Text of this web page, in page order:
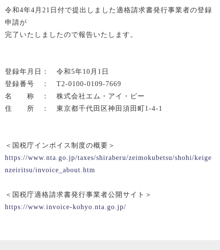
令和4年4月21日付で提出しました適格請求書発行事業者の登録
申請が
完了いたしましたので報告いたします。
登録年月日： 令和5年10月1日
登録番号 ： T2-0100-0109-7669
名 称 ： 株式会社エム・アイ・ピー
住 所 ： 東京都千代田区神田須田町1-4-1
＜国税庁インボイス制度の概要＞
https://www.nta.go.jp/taxes/shiraberu/zeimokubetsu/shohi/keige
nzeiritsu/invoice_about.htm
＜国税庁適格請求書発行事業者公開サイト＞
https://www.invoice-kohyo.nta.go.jp/